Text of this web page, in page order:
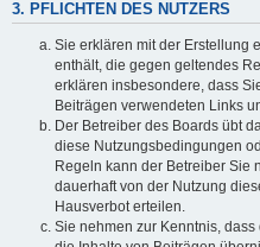
3. PFLICHTEN DES NUTZERS
Sie erklären mit der Erstellung
enthält, die gegen geltendes
erklären insbesondere, dass
Beiträgen verwendeten Links
Der Betreiber des Boards übt
diese Nutzungsbedingungen
Regeln kann der Betreiber Sie
dauerhaft von der Nutzung
Hausverbot erteilen.
Sie nehmen zur Kenntnis,